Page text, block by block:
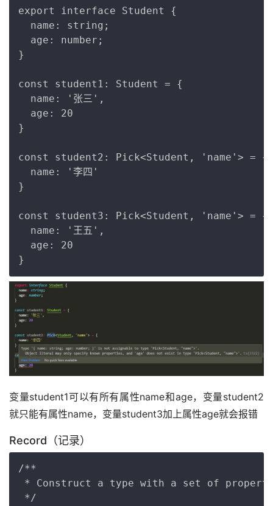
export interface Student {
  name: string;
  age: number;
}
const student1: Student = {
  name: '张三',
  age: 20
}
const student2: Pick<Student, 'name'> = {
  name: '李四'
}
const student3: Pick<Student, 'name'> = {
  name: '王五',
  age: 20
变量student1可以有所有属性name和age，变量student2
就只能有属性name，变量student3加上属性age就会报错
Record（记录）
/**
* Construct a type with a set of
*/